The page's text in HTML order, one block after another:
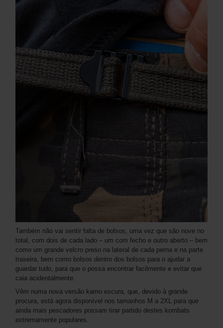
Também não vai sentir falta de bolsos, uma vez que são nove no
total, com dois de cada lado – um com fecho e outro aberto – bem
como um grande velcro preso na lateral de cada perna e na parte
traseira, bem como bolsos dentro dos bolsos para o ajudar a
guardar tudo, para que o possa encontrar facilmente e evitar que
caia acidentalmente.
Vêm numa nova versão kamo escura, que, devido à grande
procura, está agora disponível nos tamanhos M a 2XL para que
ainda mais pescadores possam tirar partido destes kombats
extremamente populares.